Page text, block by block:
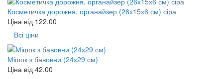
Косметичка дорожня, органайзер (26х15х6 см) сіра
Ціна від 122.00
Всі ціни
Мішок з бавовни (24х29 см)
Ціна від 42.00